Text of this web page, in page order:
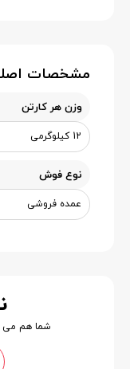
مشخصات
وزن هر کارتن
12 کیلوگرمی
نوع فوش
عمده فروشی
شما هم می